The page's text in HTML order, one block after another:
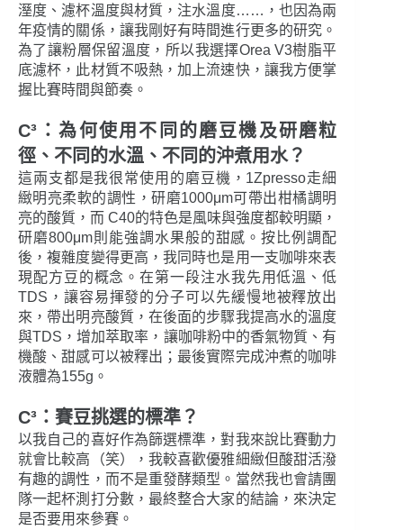
溼度、濾杯溫度與材質，注水溫度……，也因為兩
年疫情的關係，讓我剛好有時間進行更多的研究。
為了讓粉層保留溫度，所以我選擇Orea V3樹脂平
底濾杯，此材質不吸熱，加上流速快，讓我方便掌
握比賽時間與節奏。
C³：為何使用不同的磨豆機及研磨粒
徑、不同的水溫、不同的沖煮用水？
這兩支都是我很常使用的磨豆機，1Zpresso走細
緻明亮柔軟的調性，研磨1000μm可帶出柑橘調明
亮的酸質，而 C40的特色是風味與強度都較明顯，
研磨800μm則能強調水果般的甜感。按比例調配
後，複雜度變得更高，我同時也是用一支咖啡來表
現配方豆的概念。在第一段注水我先用低溫、低
TDS，讓容易揮發的分子可以先緩慢地被釋放出
來，帶出明亮酸質，在後面的步驟我提高水的溫度
與TDS，增加萃取率，讓咖啡粉中的香氣物質、有
機酸、甜感可以被釋出；最後實際完成沖煮的咖啡
液體為155g。
C³：賽豆挑選的標準？
以我自己的喜好作為篩選標準，對我來說比賽動力
就會比較高（笑），我較喜歡優雅細緻但酸甜活潑
有趣的調性，而不是重發酵類型。當然我也會請團
隊一起杯測打分數，最終整合大家的結論，來決定
是否要用來參賽。